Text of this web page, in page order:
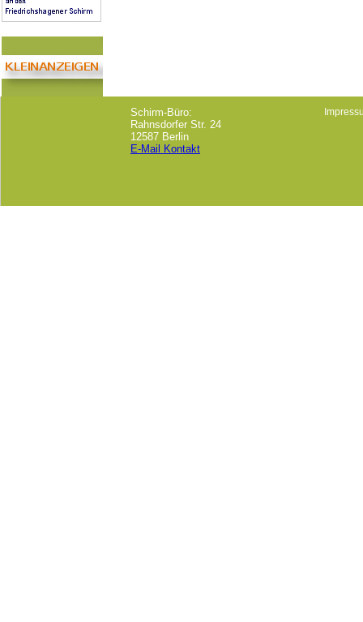
Schirm-Büro:
Rahnsdorfer Str. 24
12587 Berlin
E-Mail Kontakt